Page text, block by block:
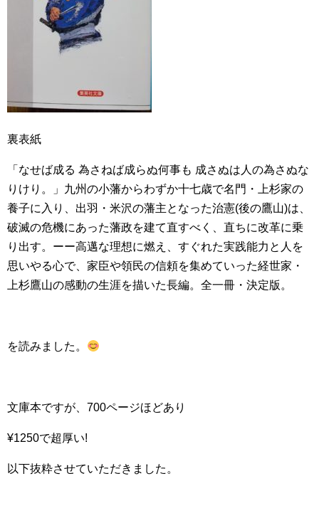
裏表紙
「なせば成る 為さねば成らぬ何事も 成さぬは人の為さぬな
りけり。」九州の小藩からわずか十七歳で名門・上杉家の
養子に入り、出羽・米沢の藩主となった治憲(後の鷹山)は、
破滅の危機にあった藩政を建て直すべく、直ちに改革に乗
り出す。ーー高邁な理想に燃え、すぐれた実践能力と人を
思いやる心で、家臣や領民の信頼を集めていった経世家・
上杉鷹山の感動の生涯を描いた長編。全一冊・決定版。
を読みました。
文庫本ですが、700ページほどあり
¥1250で超厚い!
以下抜粋させていただきました。